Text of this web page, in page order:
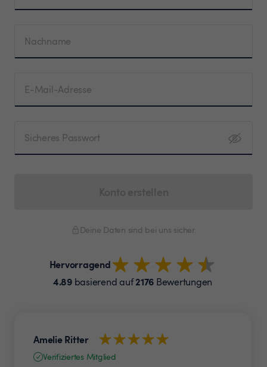
Nachname
E-Mail-Adresse
Sicheres Passwort
Deine Daten sind bei uns sicher.
Hervorragend
4.89basierend auf2176 Bewertungen
Amelie Ritter
Verifiziertes Mitglied